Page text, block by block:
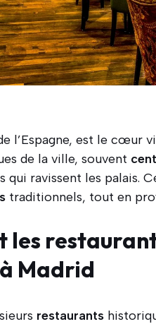
l’Espagne, est le cœur
de la ville, souvent
qui ravissent les palais.
traditionnels, tout en
les
Madrid
restaurants